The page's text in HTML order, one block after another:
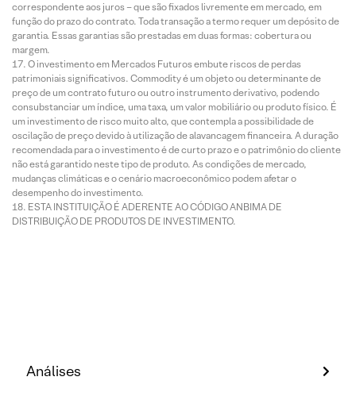
correspondente aos juros – que são fixados livremente em mercado, em
função do prazo do contrato. Toda transação a termo requer um depósito de
garantia. Essas garantias são prestadas em duas formas: cobertura ou
margem.
O investimento em Mercados Futuros embute riscos de perdas
patrimoniais significativos. Commodity é um objeto ou determinante de
preço de um contrato futuro ou outro instrumento derivativo, podendo
consubstanciar um índice, uma taxa, um valor mobiliário ou produto físico. É
um investimento de risco muito alto, que contempla a possibilidade de
oscilação de preço devido à utilização de alavancagem financeira. A duração
recomendada para o investimento é de curto prazo e o patrimônio do cliente
não está garantido neste tipo de produto. As condições de mercado,
mudanças climáticas e o cenário macroeconômico podem afetar o
desempenho do investimento.
ESTA INSTITUIÇÃO É ADERENTE AO CÓDIGO ANBIMA DE
DISTRIBUIÇÃO DE PRODUTOS DE INVESTIMENTO.
Análises